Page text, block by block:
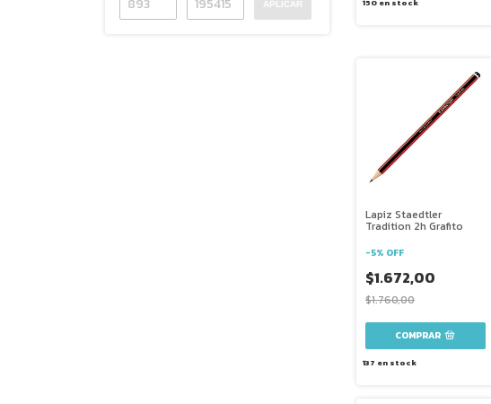
APLICAR 150en stock
Lapiz Staedtler
Tradition 2h Grafito
-5% OFF
$1.672,00
$1.760,00
137 en stock